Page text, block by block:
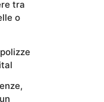
tra
o